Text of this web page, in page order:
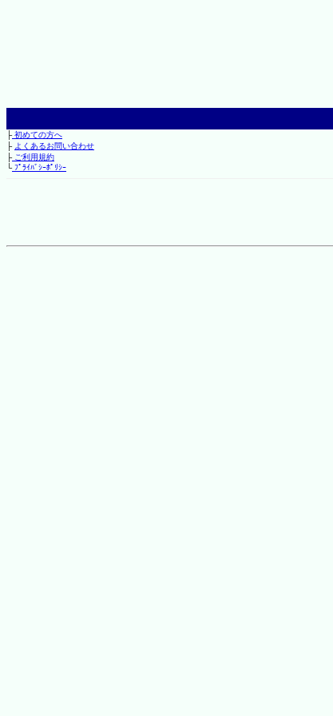
├初めての方へ
├ よくあるお問い合わせ
├ご利用規約
└ﾌﾟﾗｲﾊﾞｼｰﾎﾟﾘｼｰ